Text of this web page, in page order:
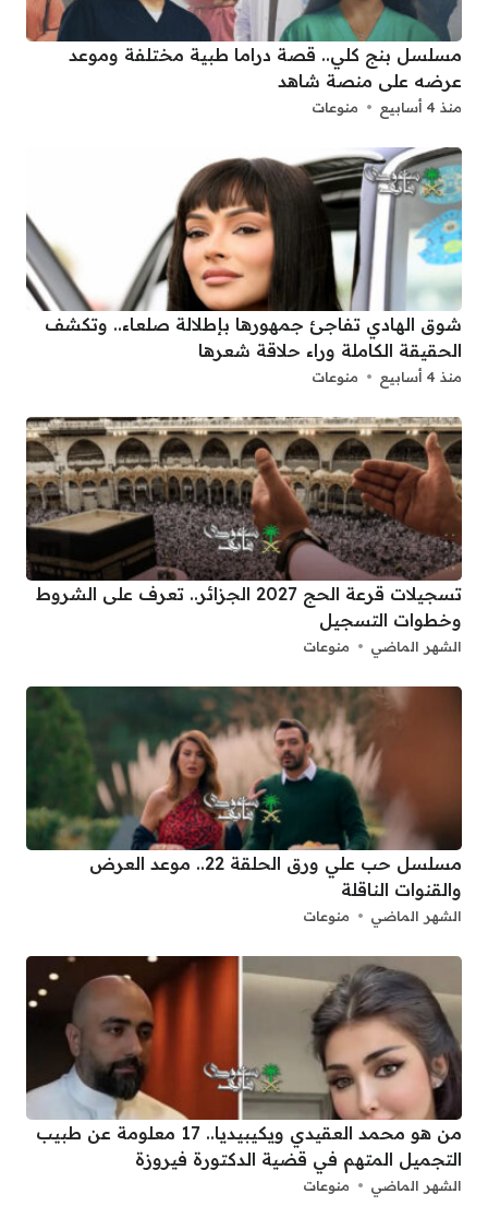
مسلسل بنج كلي.. قصة دراما طبية مختلفة وموعد
عرضه على منصة شاهد
منذ 4 أسابيع منوعات
شوق الهادي تفاجئ جمهورها بإطلالة صلعاء.. وتكشف
الحقيقة الكاملة وراء حلاقة شعرها
منذ 4 أسابيع منوعات
تسجيلات قرعة الحج 2027 الجزائر.. تعرف على الشروط
وخطوات التسجيل
الشهر الماضي منوعات
مسلسل حب علي ورق الحلقة 22.. موعد العرض
والقنوات الناقلة
الشهر الماضي منوعات
من هو محمد العقيدي ويكيبيديا.. 17 معلومة عن طبيب
التجميل المتهم في قضية الدكتورة فيروزة
الشهر الماضي منوعات